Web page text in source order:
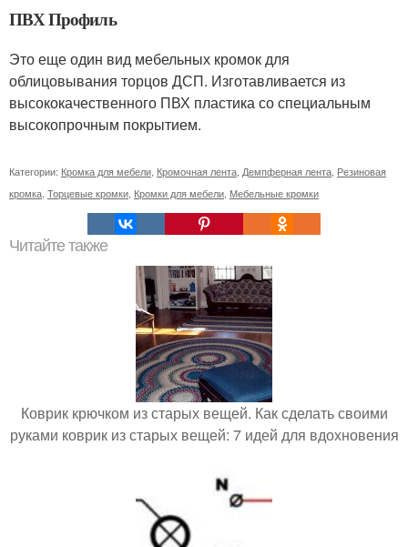
ПВХ Профиль
Это еще один вид мебельных кромок для
облицовывания торцов ДСП. Изготавливается из
высококачественного ПВХ пластика со специальным
высокопрочным покрытием.
Категории: Кромка для мебели Кромочная лента Демпферная лента Резиновая
кромка Торцевые кромки Кромки для мебели Мебельные кромки
Читайте также
Коврик крючком из старых вещей. Как сделать своими
руками коврик из старых вещей: 7 идей для вдохновения